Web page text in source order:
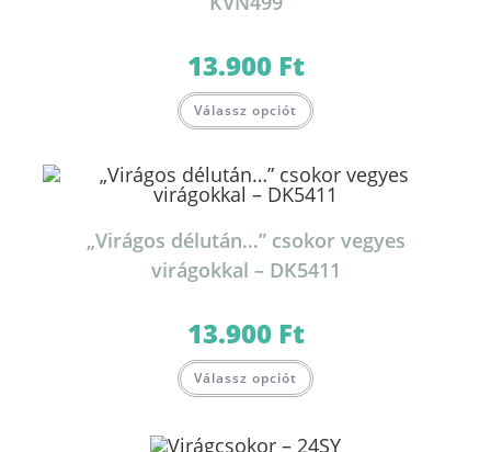
13.900 Ft
Válassz opciót
„Virágos délután…” csokor vegyes
virágokkal – DK5411
13.900 Ft
Válassz opciót